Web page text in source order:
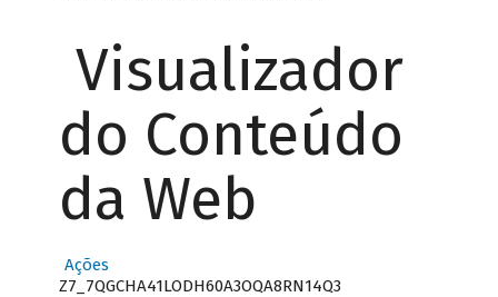
Visualizador
do Conteúdo
da Web
Ações
Z7_7QGCHA41LODH60A3OQA8RN14Q3